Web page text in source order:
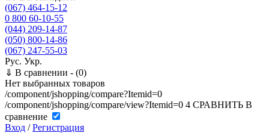
(067) 464-15-12
0 800 60-10-55
(044) 209-14-87
(050) 800-14-86
(067) 247-55-03
Рус. Укр.
⇓ В сравнении - (0)
Нет выбранных товаров
/component/jshopping/compare?Itemid=0
/component/jshopping/compare/view?Itemid=0 4 СРАВНИТЬ В
сравнение
Вход /Регистрация